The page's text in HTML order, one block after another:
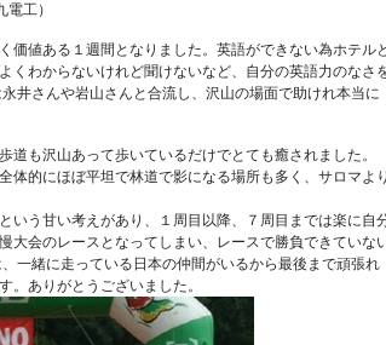
工）
値ある１週間となりました。英語ができない為ホテルと
くわからないけれど聞けないなど、自分の英語力のなさ
井さんや岩山さんと合流し、沢山の場面で助けれ本当に
も沢山あって歩いているだけでとても癒されました。
体的にほぼ平坦で林道で影になる場所も多く、サロマより
いう甘い考えがあり、１周目以降、７周目までは楽に自
大会のレースとなってしまい、レースで勝負できていな
一緒に走っている日本の仲間がいるから最後まで頑張れ
。ありがとうございました。